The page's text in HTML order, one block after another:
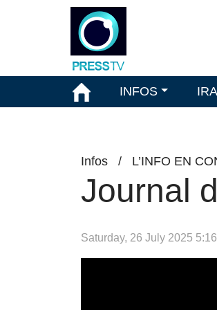
INFOS
Infos / L’INFO EN
Journal
Saturday, 26 July 2025